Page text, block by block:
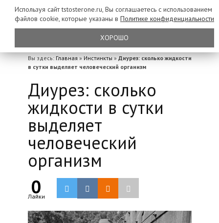
Вы здесь: Главная » Инстинкты » Диурез: сколько жидкости
в сутки выделяет человеческий организм
Диурез: сколько
жидкости в сутки
выделяет
человеческий
организм
0
Лайки
Используя сайт tstosterone.ru, Вы соглашаетесь с использованием
файлов cookie, которые указаны в Политике конфиденциальности
ХОРОШО